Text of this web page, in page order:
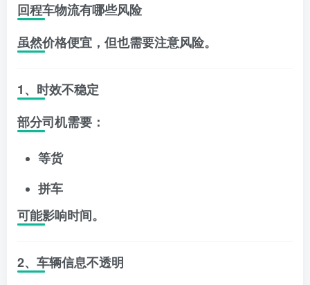
回程车物流有哪些风险
虽然价格便宜，但也需要注意风险。
1、时效不稳定
部分司机需要：
等货
拼车
可能影响时间。
2、车辆信息不透明